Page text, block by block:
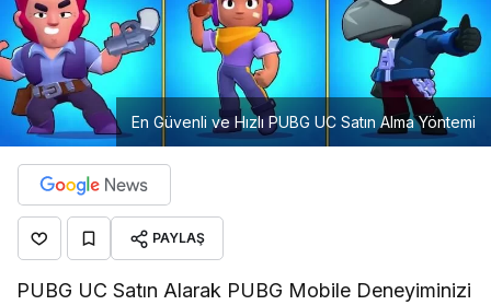
En Güvenli ve Hızlı PUBG UC Satın Alma Yöntemi
PAYLAŞ
PUBG UC Satın Alarak PUBG Mobile Deneyiminizi